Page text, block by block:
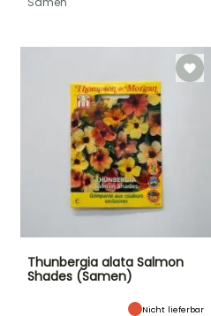
Thunbergia alata Salmon
Shades (Samen)
Nicht lieferbar